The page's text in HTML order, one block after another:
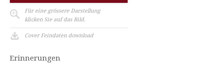
Für eine grössere Darstellung
klicken Sie auf das Bild.
Cover Feindaten download
Erinnerungen